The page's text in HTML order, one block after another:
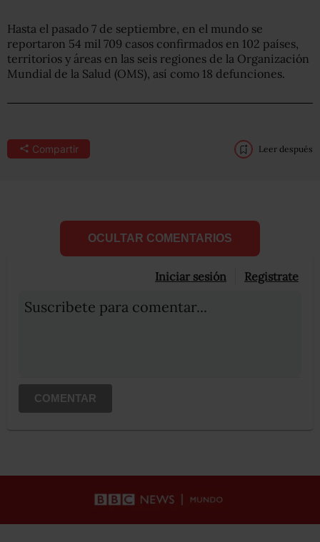
Hasta el pasado 7 de septiembre, en el mundo se
reportaron 54 mil 709 casos confirmados en 102 países,
territorios y áreas en las seis regiones de la Organización
Mundial de la Salud (OMS), así como 18 defunciones.
Compartir Leer después
OCULTAR COMENTARIOS
Iniciar sesión Registrate
Suscribete para comentar...
COMENTAR